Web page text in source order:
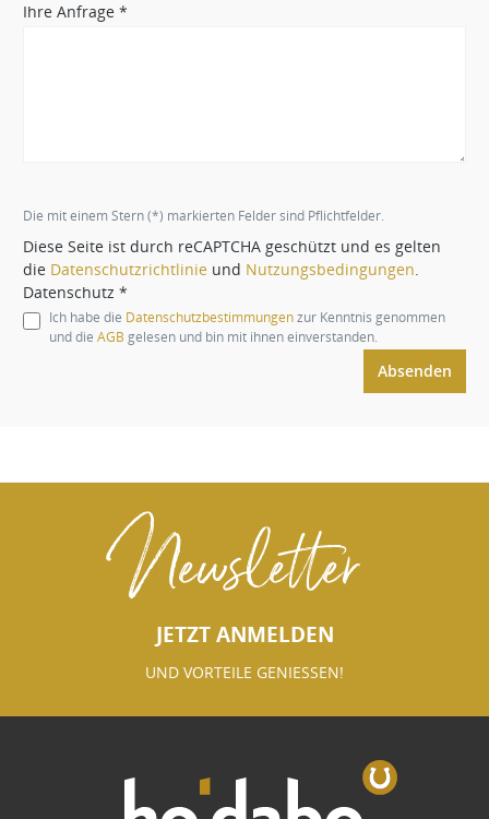
Ihre Anfrage *
Die mit einem Stern (*) markierten Felder sind Pflichtfelder.
Diese Seite ist durch reCAPTCHA geschützt und es gelten
die Datenschutzrichtlinie und Nutzungsbedingungen.
Datenschutz *
Ich habe die Datenschutzbestimmungenzur Kenntnis genommen
und die AGB gelesen und bin mit ihnen einverstanden.
Absenden
Newsletter
JETZT ANMELDEN
UND VORTEILE GENIESSEN!